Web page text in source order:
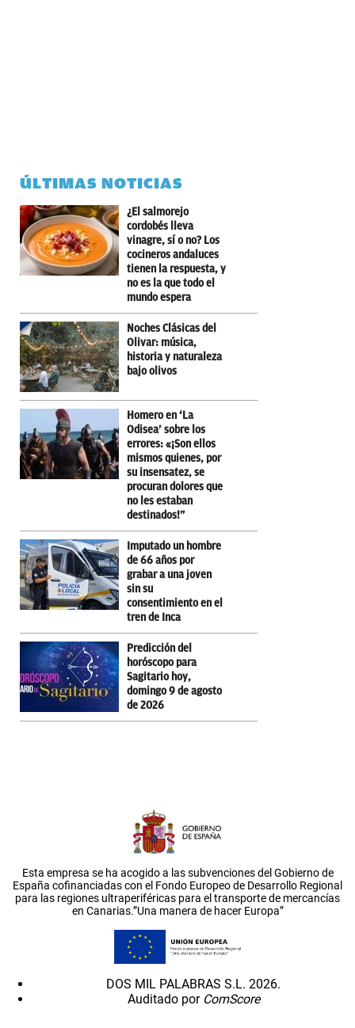
ÚLTIMAS NOTICIAS
¿El salmorejo
cordobés lleva
vinagre, sí o no? Los
cocineros andaluces
tienen la respuesta, y
no es la que todo el
mundo espera
Noches Clásicas del
Olivar: música,
historia y naturaleza
bajo olivos
Homero en ‘La
Odisea’ sobre los
errores: «¡Son ellos
mismos quienes, por
su insensatez, se
procuran dolores que
no les estaban
destinados!”
Imputado un hombre
de 66 años por
grabar a una joven
sin su
consentimiento en el
tren de Inca
Predicción del
horóscopo para
Sagitario hoy,
domingo 9 de agosto
de 2026
Esta empresa se ha acogido a las subvenciones del Gobierno de
España cofinanciadas con el Fondo Europeo de Desarrollo Regional
para las regiones ultraperiféricas para el transporte de mercancías
en Canarias.”Una manera de hacer Europa”
DOS MIL PALABRAS S.L. 2026.
Auditado por ComScore